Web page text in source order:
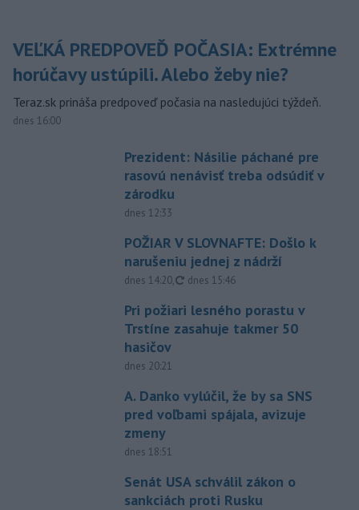
VEĽKÁ PREDPOVEĎ POČASIA: Extrémne
horúčavy ustúpili. Alebo žeby nie?
Teraz.sk prináša predpoveď počasia na nasledujúci týždeň.
dnes 16:00
Prezident: Násilie páchané pre
rasovú nenávisť treba odsúdiť v
zárodku
dnes 12:33
POŽIAR V SLOVNAFTE: Došlo k
narušeniu jednej z nádrží
dnes 14:20, aktualizované
dnes 15:46
Pri požiari lesného porastu v
Trstíne zasahuje takmer 50
hasičov
dnes 20:21
A. Danko vylúčil, že by sa SNS
pred voľbami spájala, avizuje
zmeny
dnes 18:51
Senát USA schválil zákon o
sankciách proti Rusku